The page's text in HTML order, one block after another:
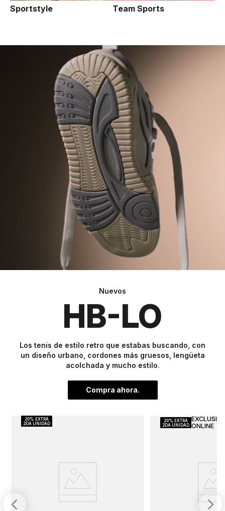
Sportstyle Team Sports
Nuevos
HB-LO
Los tenis de estilo retro que estabas buscando, con
un diseño urbano, cordones más gruesos, lengüeta
acolchada y mucho estilo.
Compra ahora.